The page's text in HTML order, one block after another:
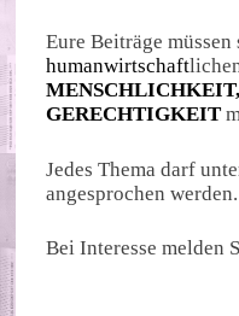
Eure Beiträge müssen
humanwirtschaft
GERECHTIGKEIT
Jedes Thema darf
angesprochen werden.
Bei Interesse melden